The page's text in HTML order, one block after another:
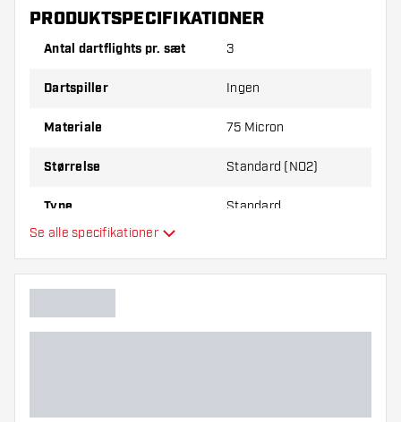
knækket ved brug.
anden tykkelse på flights for at finde ud af,
PRODUKTSPECIFIKATIONER
Antal dartflights pr. sæt 3
Dartspiller Ingen
Materiale 75 Micron
Størrelse Standard (NO2)
Type Standard
Hovedfarve
Se alle specifikationer